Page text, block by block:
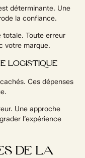
déterminante. Une
la confiance.
totale. Toute erreur
votre marque.
LOGISTIQUE
Ces dépenses
Une approche
l’expérience
DE LA